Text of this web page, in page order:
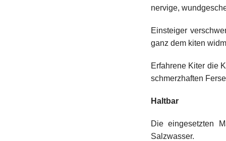
nervige,
Einsteiger
ganz dem kiten
Erfahrene Kiter die
schmerzhaften
Haltbar
Die eingesetzten
Salzwasser.